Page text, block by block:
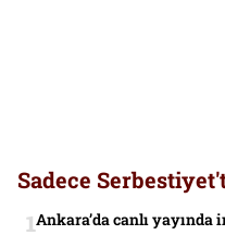
Sadece
Ankara’da canlı